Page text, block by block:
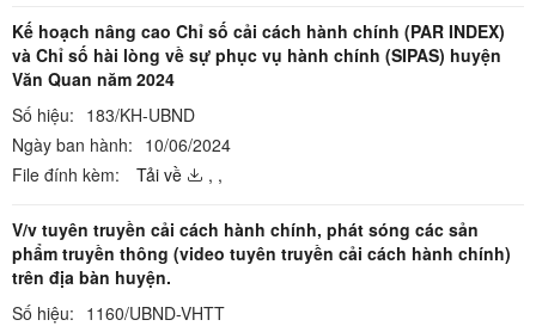
Kế hoạch nâng cao Chỉ số cải cách hành chính (PAR INDEX)
và Chỉ số hài lòng về sự phục vụ hành chính (SIPAS) huyện
Văn Quan năm 2024
Số hiệu: 183/KH-UBND
Ngày ban hành: 10/06/2024
File đính kèm:
Tải về , ,
V/v tuyên truyền cải cách hành chính, phát sóng các sản
phẩm truyền thông (video tuyên truyền cải cách hành chính)
trên địa bàn huyện.
Số hiệu: 1160/UBND-VHTT